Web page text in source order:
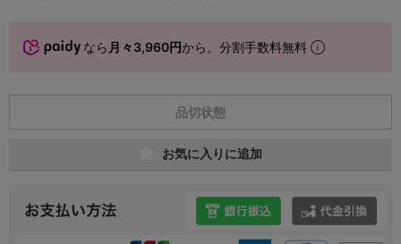
なら 月々3,960円から。分割手数料無料
品切状態
お気に入りに追加